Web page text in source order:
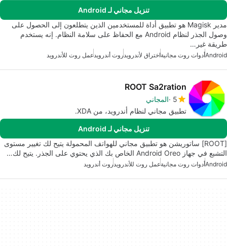
تنزيل مجاني لـ Android
مدير Magisk هو تطبيق أداة للمستخدمين الذين يتطلعون إلى الحصول على
وصول الجذر لنظام Android مع الحفاظ على سلامة النظام. إنه يستخدم
طريقة غير…
Androidأدوات روت مجانيةاختراق لأندرويدروت أندرويدعمل روت للأندرويد
ROOT Sa2ration
5 المجاني
تطبيق مجاني لنظام أندرويد، من XDA.
تنزيل مجاني لـ Android
[ROOT] ساتوريشن هو تطبيق مجاني للهواتف المحمولة يتيح لك تغيير مستوى
التشبع في جهاز Android Oreo الخاص بك الذي يحتوي على الجذر. يتيح لك…
Androidأدوات روت مجانيةعمل روت للأندرويدروت أندرويد